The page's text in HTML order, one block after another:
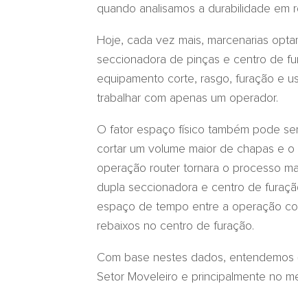
quando analisamos a durabilidade em
Hoje, cada vez mais, marcenarias
seccionadora de pinças e centro de
equipamento corte, rasgo, furação e
trabalhar com apenas um operador.
O fator espaço físico também pode
cortar um volume maior de chapas e
operação router tornara o processo
dupla seccionadora e centro de
espaço de tempo entre a operação
rebaixos no centro de furação.
Com base nestes dados,
Setor Moveleiro e principalmente no